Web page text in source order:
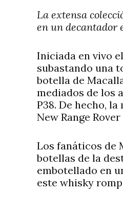
La extensa
en un decantador
Iniciada en vivo
subastando una
botella de
mediados de los
P38. De hecho,
New Range Rover
Los fanáticos de
botellas de la
embotellado en
este whisky